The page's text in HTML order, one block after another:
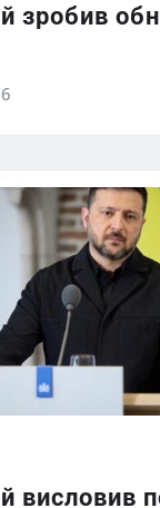
зробив
висловив